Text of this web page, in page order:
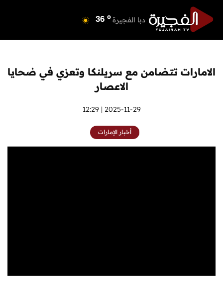
دبا الفجيرة 36 o
أم القيوين 39 o
40 o
الفجيرة 35 o
الامارات تتضامن مع سريلنكا وتعزي في ضحايا
الاعصار
2025-11-29 | 12:29
أخبار الإمارات